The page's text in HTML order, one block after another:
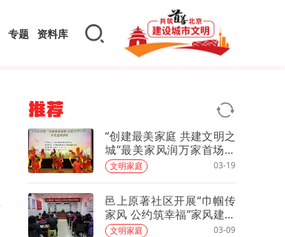
专题 资料库
推荐
“创建最美家庭 共建文明之
城”最美家风润万家首场文
化巡演走进夏各庄
文明家庭 03-19
邑上原著社区开展“巾帼传
家风 公约筑幸福”家风建设
主题活动
文明家庭 03-09